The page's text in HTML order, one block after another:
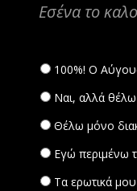
Εσένα το
100%! Ο
Ναι, αλλά θέλω
Θέλω μόνο
Εγώ περιμένω
Τα ερωτικά μου